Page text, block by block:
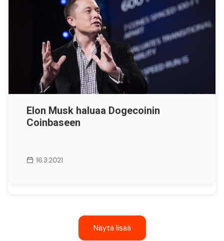
Elon Musk haluaa Dogecoinin
Coinbaseen
16.3.2021
Näytä lisää